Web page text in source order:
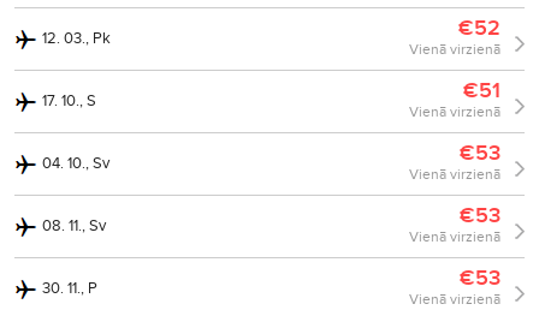
12. 03., Pk €52
Vienā virzienā
17. 10., S €51
Vienā virzienā
04. 10., Sv €53
Vienā virzienā
08. 11., Sv €53
Vienā virzienā
30. 11., P €53
Vienā virzienā